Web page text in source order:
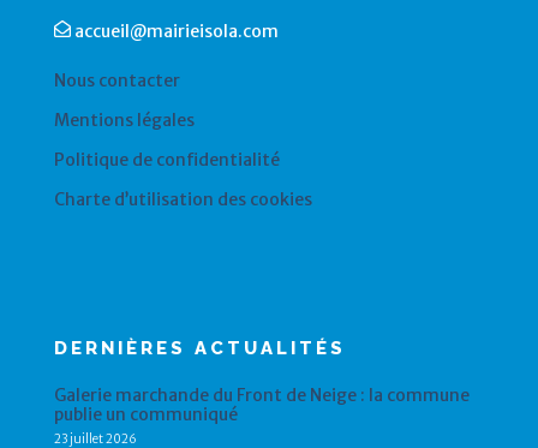
accueil@mairieisola.com
Nous contacter
Mentions légales
Politique de confidentialité
Charte d’utilisation des cookies
DERNIÈRES ACTUALITÉS
Galerie marchande du Front de Neige : la commune
publie un communiqué
23 juillet 2026